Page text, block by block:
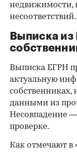
недвижимости,
несоответствий.
Выписка
Выписка ЕГРН
актуальную
собственниках,
данными из
Несовпадение
проверке.
Как отмечают